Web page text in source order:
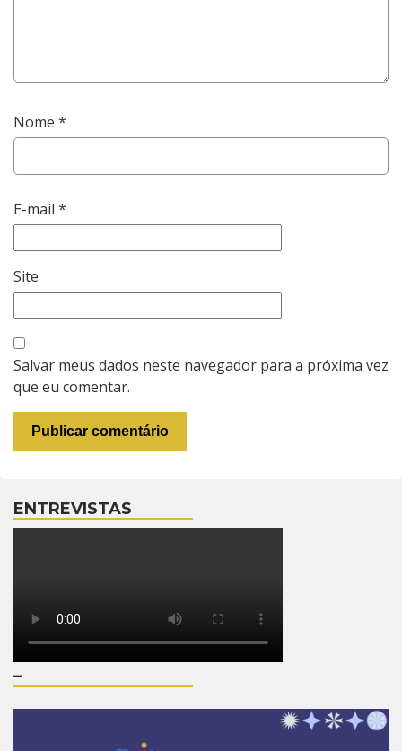
Nome *
E-mail *
Site
Salvar meus dados neste navegador para a próxima vez
que eu comentar.
ENTREVISTAS
–